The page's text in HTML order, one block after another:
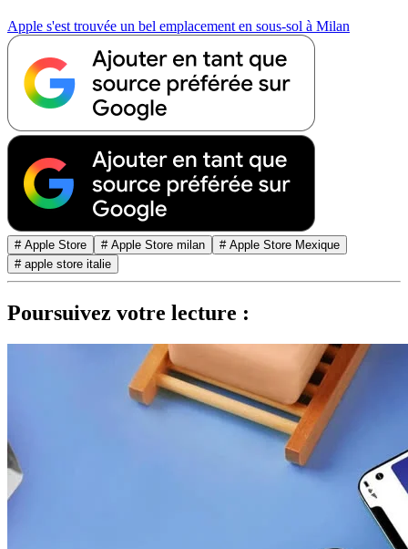
Apple s'est trouvée un bel emplacement en sous-sol à Milan
# Apple Store # Apple Store milan
# Apple Store Mexique
# apple store italie
Poursuivez votre lecture :